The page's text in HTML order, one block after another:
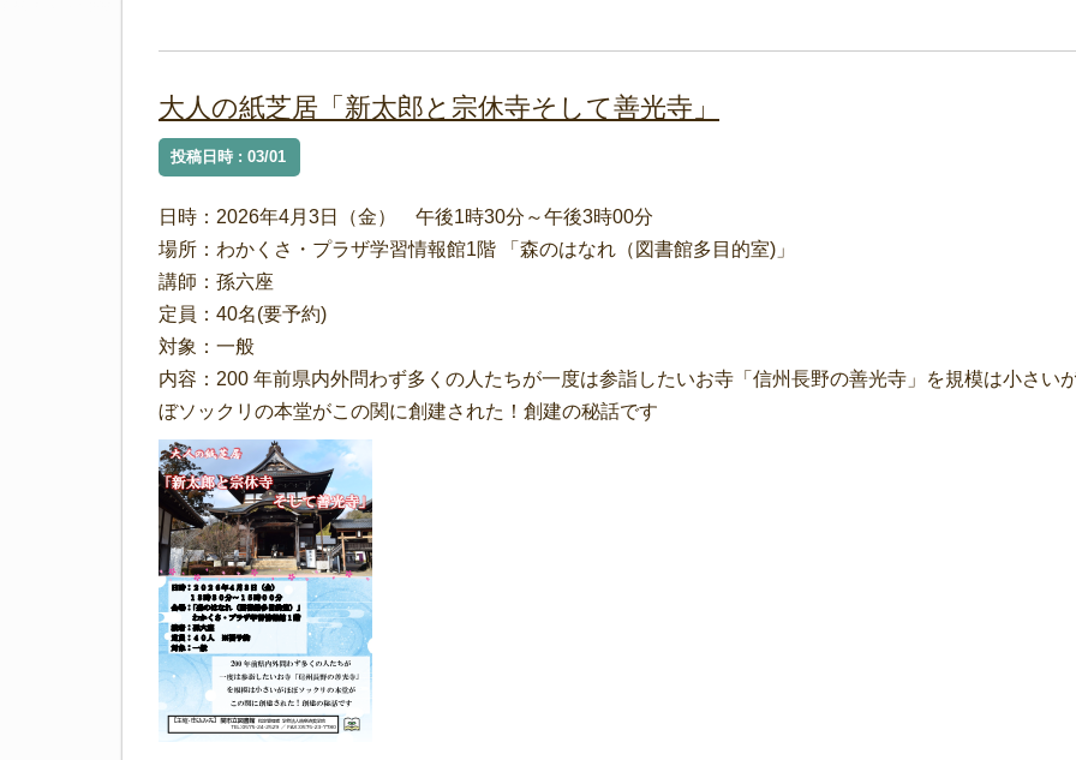
大人の紙芝居「新太郎と宗休寺そして善光寺」
投稿日時 : 03/01
日時：2026年4月3日（金） 午後1時30分～午後3時00分
場所：わかくさ・プラザ学習情報館1階 「森のはなれ（図書館多目的室)」
講師：孫六座
定員：40名(要予約)
対象：一般
内容：200 年前県内外問わず多くの人たちが一度は参詣したいお寺「信州長野の善光寺」を規模は小さい
ぼソックリの本堂がこの関に創建された！創建の秘話です